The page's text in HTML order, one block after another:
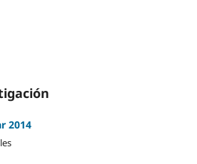
2014